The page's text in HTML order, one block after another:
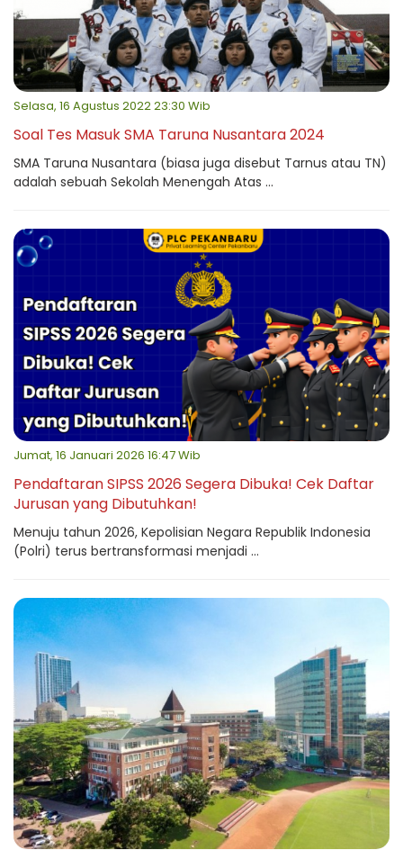
Selasa, 16 Agustus 2022 23:30 Wib
Soal Tes Masuk SMA Taruna Nusantara 2024
SMA Taruna Nusantara (biasa juga disebut Tarnus atau TN)
adalah sebuah Sekolah Menengah Atas ...
Jumat, 16 Januari 2026 16:47 Wib
Pendaftaran SIPSS 2026 Segera Dibuka! Cek Daftar
Jurusan yang Dibutuhkan!
Menuju tahun 2026, Kepolisian Negara Republik Indonesia
(Polri) terus bertransformasi menjadi ...